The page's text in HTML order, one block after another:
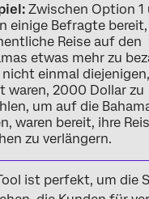
Zwischen Option 1
einige Befragte
Reise auf den
etwas mehr zu
nicht einmal
waren, 2000 Dollar zu
um auf die
waren bereit, ihre
zu verlängern.
ist perfekt, um die